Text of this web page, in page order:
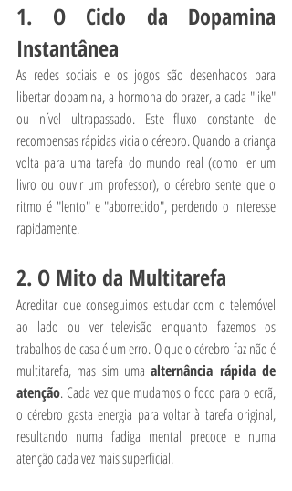
1. O Ciclo da Dopamina
Instantânea
As redes sociais e os jogos são desenhados para
libertar dopamina, a hormona do prazer, a cada "like"
ou nível ultrapassado. Este fluxo constante de
recompensas rápidas vicia o cérebro. Quando a criança
volta para uma tarefa do mundo real (como ler um
livro ou ouvir um professor), o cérebro sente que o
ritmo é "lento" e "aborrecido", perdendo o interesse
rapidamente.
2. O Mito da Multitarefa
Acreditar que conseguimos estudar com o telemóvel
ao lado ou ver televisão enquanto fazemos os
trabalhos de casa é um erro. O que o cérebro faz não é
multitarefa, mas sim uma alternância rápida de
atenção. Cada vez que mudamos o foco para o ecrã,
o cérebro gasta energia para voltar à tarefa original,
resultando numa fadiga mental precoce e numa
atenção cada vez mais superficial.